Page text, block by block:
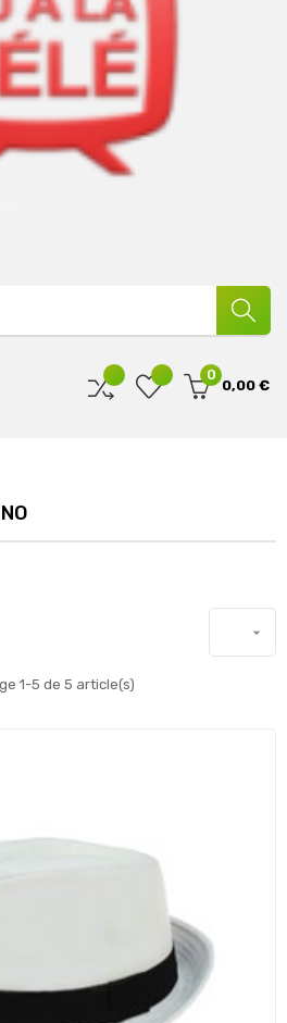
0
0,00 €

1-5 de 5 article(s)